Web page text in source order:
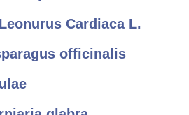
Cardiaca L.
officinalis